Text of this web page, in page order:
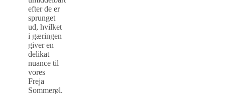
efter de er
sprunget
ud, hvilket
i gæringen
giver en
delikat
nuance til
vores
Freja
Sommerøl.